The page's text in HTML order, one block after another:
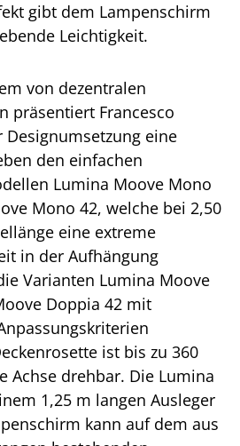
gibt dem Lampenschirm
Leichtigkeit.
von dezentralen
präsentiert Francesco
eine
den einfachen
Lumina Moove Mono
Mono 42, welche bei 2,50
eine extreme
in der Aufhängung
Varianten Lumina Moove
Doppia 42 mit
ist bis zu 360
Achse drehbar. Die Lumina
1,25 m langen Ausleger
kann auf dem aus